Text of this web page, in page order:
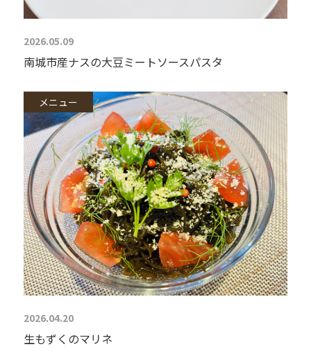
2026.05.09
南城市産ナスの大豆ミートソースパスタ
メニュー
2026.04.20
生もずくのマリネ